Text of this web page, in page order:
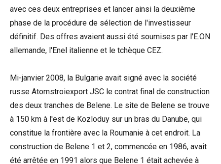
avec ces deux entreprises et lancer ainsi la deuxième
phase de la procédure de sélection de l'investisseur
définitif. Des offres avaient aussi été soumises par l'E.ON
allemande, l'Enel italienne et le tchèque CEZ.
Mi-janvier 2008, la Bulgarie avait signé avec la société
russe Atomstroiexport JSC le contrat final de construction
des deux tranches de Belene. Le site de Belene se trouve
à 150 km à l'est de Kozloduy sur un bras du Danube, qui
constitue la frontière avec la Roumanie à cet endroit. La
construction de Belene 1 et 2, commencée en 1986, avait
été arrêtée en 1991 alors que Belene 1 était achevée à